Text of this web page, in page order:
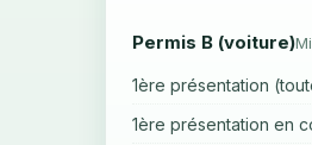
Permis B (voiture)
1ère présentation
1ère présentation en